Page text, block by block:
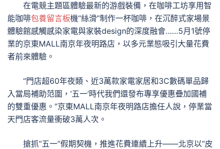
在電競主題區體驗最新的游戲裝備，在咖啡工坊享用智
能咖啡包養留言板機“絲滑”制作一杯咖啡，在沉醉式家場景
體驗館感觸感染家電與家裝design的深度融會……5月1號停
業的京東MALL南京年夜明路店，以多元業態吸引大量花費
者前來體驗。
“門店超60年夜類、近3萬款家電家居和3C數碼單品歸
入當局補助范圍，‘五一’時代我們還發布專享優惠疊加國補
的雙重優惠。”京東MALL南京年夜明路店擔任人說，停業當
天門店客流量衝破3萬人次。
搶抓“五一”假期契機，推進花費連續上升——北京以“皮